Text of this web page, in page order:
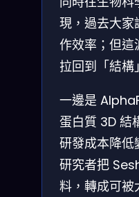
現，過去大家
作效率；但這
拉回到「結構
一邊是
蛋白質 3D 結
研發成本降低
研究者把
料，轉成可被